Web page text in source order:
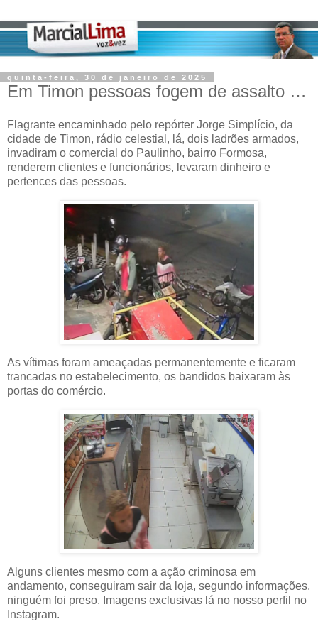
quinta-feira, 30 de janeiro de 2025
Em Timon pessoas fogem de assalto …
Flagrante encaminhado pelo repórter Jorge Simplício, da
cidade de Timon, rádio celestial, lá, dois ladrões armados,
invadiram o comercial do Paulinho, bairro Formosa,
renderem clientes e funcionários, levaram dinheiro e
pertences das pessoas.
As vítimas foram ameaçadas permanentemente e ficaram
trancadas no estabelecimento, os bandidos baixaram às
portas do comércio.
Alguns clientes mesmo com a ação criminosa em
andamento, conseguiram sair da loja, segundo informações,
ninguém foi preso. Imagens exclusivas lá no nosso perfil no
Instagram.